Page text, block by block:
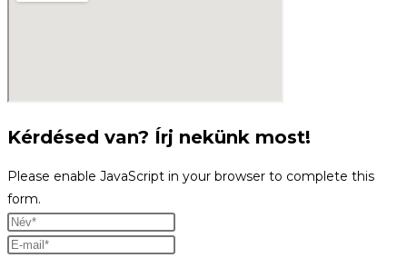
Kérdésed van? Írj nekünk most!
Please enable JavaScript in your browser to complete this
form.